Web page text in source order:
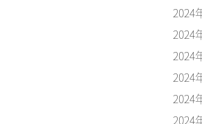
2024
2024
2024
2024
2024
2024